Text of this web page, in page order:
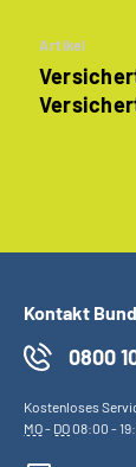
Artikel
Kontakt Bund
0800
Kostenloses
MO- DO08:00 -